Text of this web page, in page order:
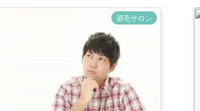
眉毛サロン